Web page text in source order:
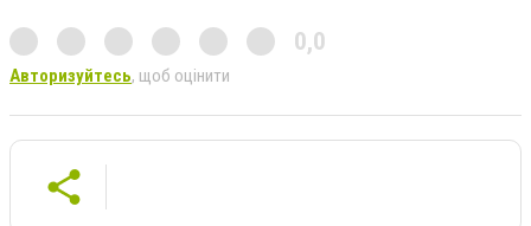
0,0
Авторизуйтесь, щоб оцінити